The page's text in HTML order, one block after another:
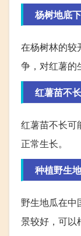
杨树地底
在杨树林的较
争，对红薯的
红薯苗不
红薯苗不长可
正常生长。
种植野生
野生地瓜在中
景较好，可以